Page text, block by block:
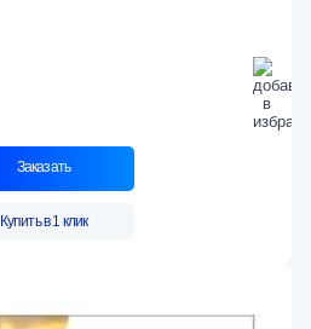
Заказать
Купить в 1 клик